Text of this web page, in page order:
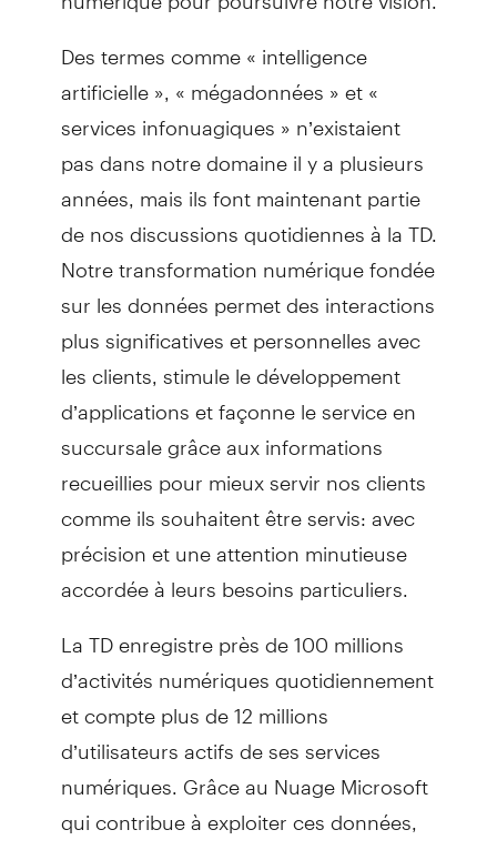
Des termes comme « intelligence
artificielle », « mégadonnées » et «
services infonuagiques » n’existaient
pas dans notre domaine il y a plusieurs
années, mais ils font maintenant partie
de nos discussions quotidiennes à la TD.
Notre transformation numérique fondée
sur les données permet des interactions
plus significatives et personnelles avec
les clients, stimule le développement
d’applications et façonne le service en
succursale grâce aux informations
recueillies pour mieux servir nos clients
comme ils souhaitent être servis: avec
précision et une attention minutieuse
accordée à leurs besoins particuliers.
La TD enregistre près de 100 millions
d’activités numériques quotidiennement
et compte plus de 12 millions
d’utilisateurs actifs de ses services
numériques. Grâce au Nuage Microsoft
qui contribue à exploiter ces données,